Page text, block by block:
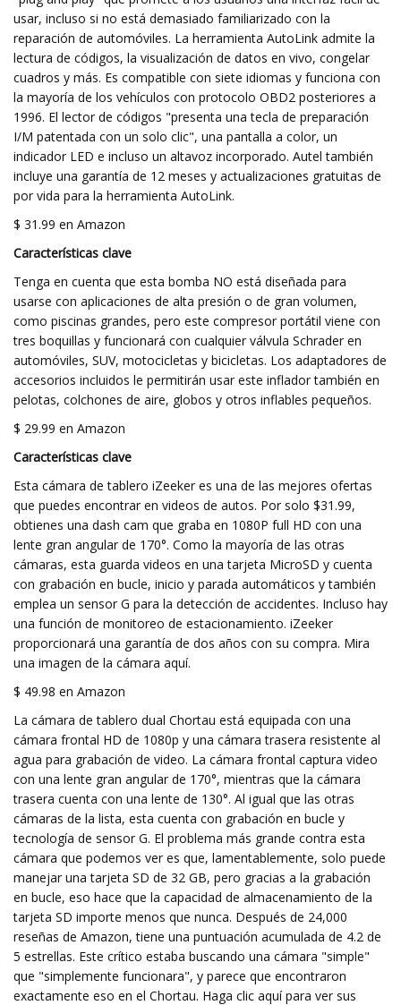
usar, incluso si no está demasiado familiarizado con la
reparación de automóviles. La herramienta AutoLink admite la
lectura de códigos, la visualización de datos en vivo, congelar
cuadros y más. Es compatible con siete idiomas y funciona con
la mayoría de los vehículos con protocolo OBD2 posteriores a
1996. El lector de códigos "presenta una tecla de preparación
I/M patentada con un solo clic", una pantalla a color, un
indicador LED e incluso un altavoz incorporado. Autel también
incluye una garantía de 12 meses y actualizaciones gratuitas de
por vida para la herramienta AutoLink.
$ 31.99 en Amazon
Características clave
Tenga en cuenta que esta bomba NO está diseñada para
usarse con aplicaciones de alta presión o de gran volumen,
como piscinas grandes, pero este compresor portátil viene con
tres boquillas y funcionará con cualquier válvula Schrader en
automóviles, SUV, motocicletas y bicicletas. Los adaptadores de
accesorios incluidos le permitirán usar este inflador también en
pelotas, colchones de aire, globos y otros inflables pequeños.
$ 29.99 en Amazon
Características clave
Esta cámara de tablero iZeeker es una de las mejores ofertas
que puedes encontrar en videos de autos. Por solo $31.99,
obtienes una dash cam que graba en 1080P full HD con una
lente gran angular de 170°. Como la mayoría de las otras
cámaras, esta guarda videos en una tarjeta MicroSD y cuenta
con grabación en bucle, inicio y parada automáticos y también
emplea un sensor G para la detección de accidentes. Incluso hay
una función de monitoreo de estacionamiento. iZeeker
proporcionará una garantía de dos años con su compra. Mira
una imagen de la cámara aquí.
$ 49.98 en Amazon
La cámara de tablero dual Chortau está equipada con una
cámara frontal HD de 1080p y una cámara trasera resistente al
agua para grabación de video. La cámara frontal captura video
con una lente gran angular de 170°, mientras que la cámara
trasera cuenta con una lente de 130°. Al igual que las otras
cámaras de la lista, esta cuenta con grabación en bucle y
tecnología de sensor G. El problema más grande contra esta
cámara que podemos ver es que, lamentablemente, solo puede
manejar una tarjeta SD de 32 GB, pero gracias a la grabación
en bucle, eso hace que la capacidad de almacenamiento de la
tarjeta SD importe menos que nunca. Después de 24,000
reseñas de Amazon, tiene una puntuación acumulada de 4.2 de
5 estrellas. Este crítico estaba buscando una cámara "simple"
que "simplemente funcionara", y parece que encontraron
exactamente eso en el Chortau. Haga clic aquí para ver sus